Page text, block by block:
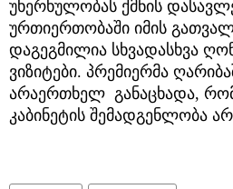
უხერხულობას ქმნის
ურთიერთობაში იმის
დაგეგმილია სხვადასხვა
ვიზიტები. პრემიერმა
არაერთხელ განაცხადა,
კაბინეტის შემადგენლობა